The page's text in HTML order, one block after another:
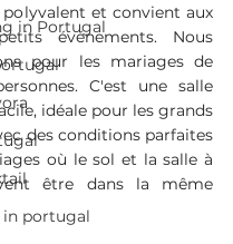
in Portugal
portugal
polyvalent et convient aux
événements. Nous
pour les mariages de
C'est une salle
idéale pour les grands
des conditions parfaites
où le sol et la salle à
être dans la même